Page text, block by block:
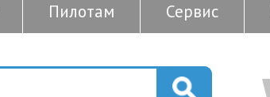
Пилотам Сервис